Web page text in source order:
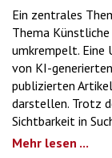
Ein zentrales
Thema
umkrempelt. Eine
von KI-
publizierten
darstellen. Trotz
Sichtbarkeit in
Mehr lesen ...